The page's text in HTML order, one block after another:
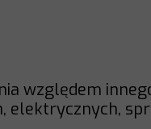
względem
elektrycznych,